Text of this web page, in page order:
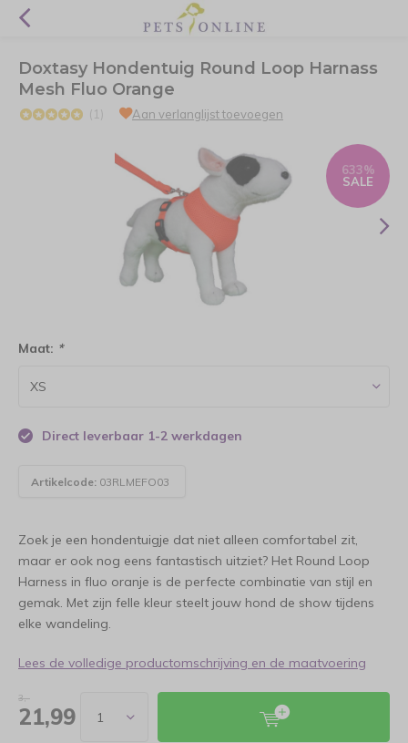
Doxtasy Hondentuig Round Loop Harnass
Mesh Fluo Orange
(1) Aan verlanglijst toevoegen
633%
SALE
Maat: *
Direct leverbaar 1-2 werkdagen
Artikelcode: 03RLMEFO03
Zoek je een hondentuigje dat niet alleen comfortabel zit,
maar er ook nog eens fantastisch uitziet? Het Round Loop
Harness in fluo oranje is de perfecte combinatie van stijl en
gemak. Met zijn felle kleur steelt jouw hond de show tijdens
elke wandeling.
Lees de volledige productomschrijving en de maatvoering
3,-
21,99